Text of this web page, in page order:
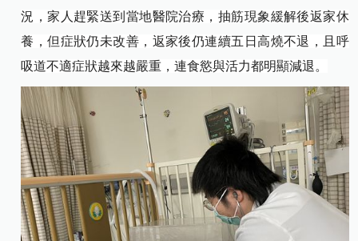
況，家人趕緊送到當地醫院治療，抽筋現象緩解後返家休
養，但症狀仍未改善，返家後仍連續五日高燒不退，且呼
吸道不適症狀越來越嚴重，連食慾與活力都明顯減退。